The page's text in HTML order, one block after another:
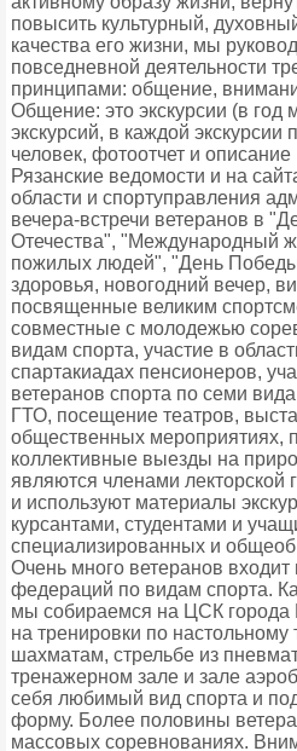
повысить культурный,
качества его жизни, мы
повседневной деятельности
принципами: общение,
Общение: это экскурсии (в
экскурсий, в каждой экскурсии
человек, фотоотчет и
Рязанские ведомости и на
области и спортуправления
вечера-встречи ветеранов в
Отечества", "Международный
пожилых людей", "День
здоровья, новогодний вечер,
посвященные великим
совместные с молодежью
видам спорта, участие в
спартакиадах пенсионеров,
ветеранов спорта по семи
ГТО, посещение театров,
общественных мероприятиях,
коллективные выезды на
являются членами лекторской
и используют материалы
курсантами, студентами и
специализированных и
Очень много ветеранов входит
федераций по видам спорта.
мы собираемся на ЦСК
на тренировки по настольному
шахматам, стрельбе из
тренажерном зале и зале
себя любимый вид спорта и
форму. Более половины
массовых соревнованиях.